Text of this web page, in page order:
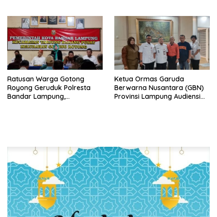
Ratusan Warga Gotong
Royong Geruduk Polresta
Bandar Lampung,
Ketua Ormas Garuda
Berwarna Nusantara (GBN)
Provinsi Lampung Audiensi